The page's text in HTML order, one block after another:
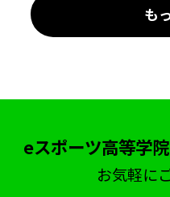
も
eスポーツ高等学
お気軽に